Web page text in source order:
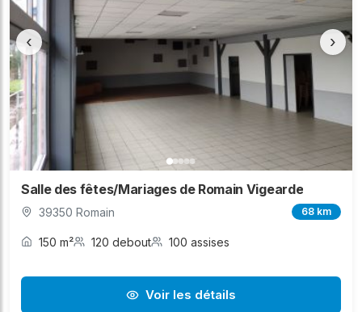
‹ ›
Salle des fêtes/Mariages de Romain Vigearde
39350 Romain 68 km
150 m² 120 debout 100 assises
Voir les détails